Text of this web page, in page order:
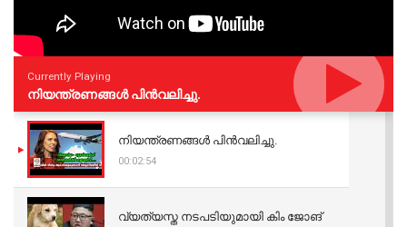
Currently Playing
നിയന്ത്രണങ്ങള്‍ പിന്‍വലിച്ചു.
നിയന്ത്രണങ്ങള്‍ പിന്‍വലിച്ചു.
00:02:54
വ്യത്യസ്ത നടപടിയുമായി കിം ജോങ്